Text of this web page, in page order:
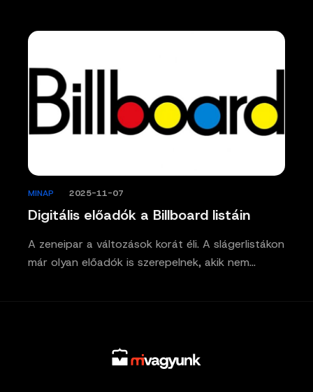
Digitális előadók a Billboard listáin
MINAP 2025-11-07
A zeneipar a változások korát éli. A slágerlistákon
már olyan előadók is szerepelnek, akik nem…